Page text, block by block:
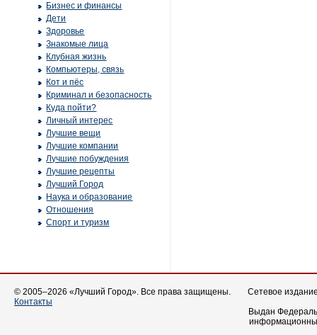
Бизнес и финансы
Дети
Здоровье
Знакомые лица
Клубная жизнь
Компьютеры, связь
Кот и пёс
Криминал и безопасность
Куда пойти?
Личный интерес
Лучшие вещи
Лучшие компании
Лучшие побуждения
Лучшие рецепты
Лучший Город
Наука и образование
Отношения
Спорт и туризм
© 2005–2026 «Лучший Город». Все права защищены.
Контакты
Сетевое
Выдан